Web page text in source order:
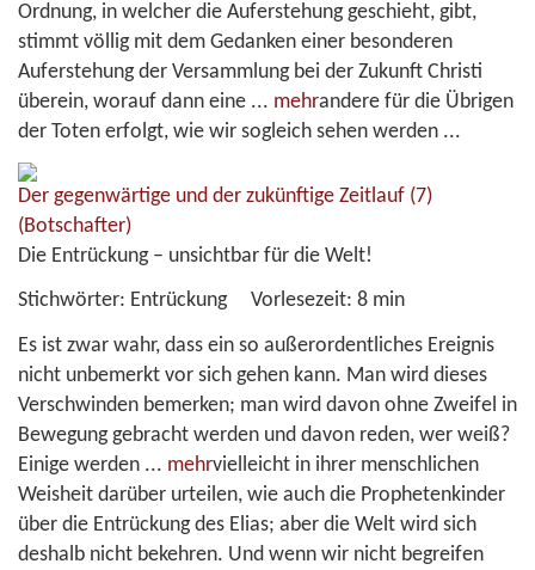
Ordnung, in welcher die Auferstehung geschieht, gibt,
stimmt völlig mit dem Gedanken einer besonderen
Auferstehung der Versammlung bei der Zukunft Christi
überein, worauf dann eine ... mehrandere für die Übrigen
der Toten erfolgt, wie wir sogleich sehen werden ...
Der gegenwärtige und der zukünftige Zeitlauf (7)
(Botschafter)
Die Entrückung – unsichtbar für die Welt!
Stichwörter: Entrückung Vorlesezeit: 8 min
Es ist zwar wahr, dass ein so außerordentliches Ereignis
nicht unbemerkt vor sich gehen kann. Man wird dieses
Verschwinden bemerken; man wird davon ohne Zweifel in
Bewegung gebracht werden und davon reden, wer weiß?
Einige werden ... mehrvielleicht in ihrer menschlichen
Weisheit darüber urteilen, wie auch die Prophetenkinder
über die Entrückung des Elias; aber die Welt wird sich
deshalb nicht bekehren. Und wenn wir nicht begreifen